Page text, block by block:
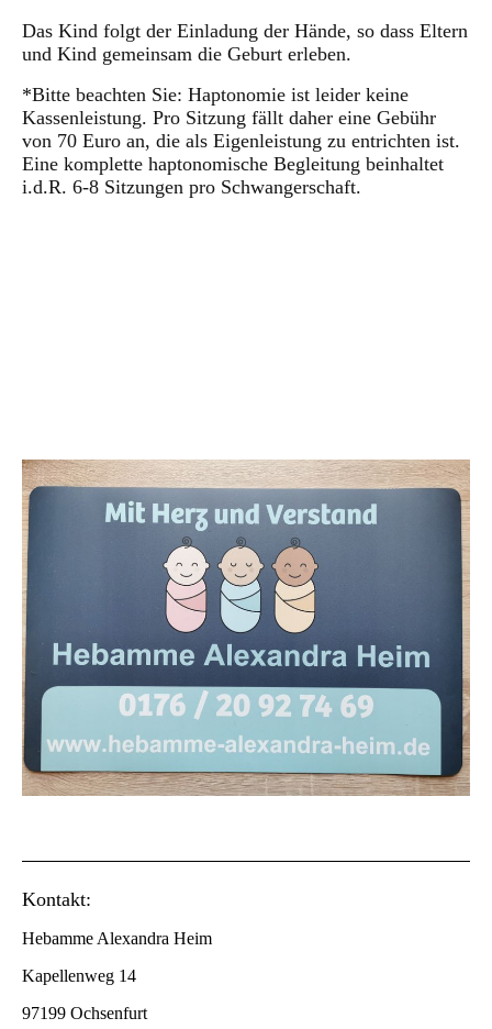
Das Kind folgt der Einladung der Hände, so dass Eltern
und Kind gemeinsam die Geburt erleben.
*Bitte beachten Sie: Haptonomie ist leider keine
Kassenleistung. Pro Sitzung fällt daher eine Gebühr
von 70 Euro an, die als Eigenleistung zu entrichten ist.
Eine komplette haptonomische Begleitung beinhaltet
i.d.R. 6-8 Sitzungen pro Schwangerschaft.
Kontakt:
Hebamme Alexandra Heim
Kapellenweg 14
97199 Ochsenfurt